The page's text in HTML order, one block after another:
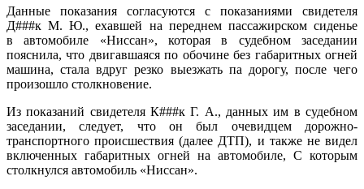
Данные показания согласуются с показаниями свидетеля
Д###к М. Ю., ехавшей на переднем пассажирском сиденье
в автомобиле «Ниссан», которая в судебном заседании
пояснила, что двигавшаяся по обочине без габаритных огней
машина, стала вдруг резко выезжать па дорогу, после чего
произошло столкновение.
Из показаний свидетеля К###к Г. А., данных им в судебном
заседании, следует, что он был очевидцем дорожно-
транспортного происшествия (далее ДТП), и также не видел
включенных габаритных огней на автомобиле, С которым
столкнулся автомобиль «Ниссан».